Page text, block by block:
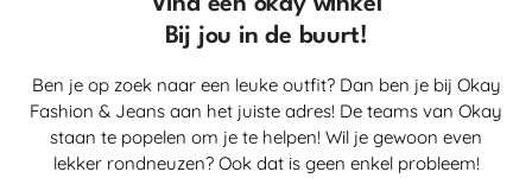
Vind een okay winkel
Bij jou in de buurt!
Ben je op zoek naar een leuke outfit? Dan ben je bij Okay
Fashion & Jeans aan het juiste adres! De teams van Okay
staan te popelen om je te helpen! Wil je gewoon even
lekker rondneuzen? Ook dat is geen enkel probleem!